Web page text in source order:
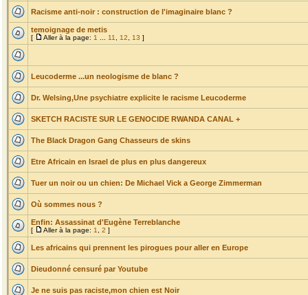
Racisme anti-noir : construction de l'imaginaire blanc ?
temoignage de metis
[ Aller à la page: 1 11 12 13 ]
Leucoderme ...un neologisme de blanc ?
Dr. Welsing,Une psychiatre explicite le racisme Leucoderme
SKETCH RACISTE SUR LE GENOCIDE RWANDA CANAL +
The Black Dragon Gang Chasseurs de skins
Etre Africain en Israel de plus en plus dangereux
Tuer un noir ou un chien: De Michael Vick a George Zimmerman
Où sommes nous ?
Enfin: Assassinat d'Eugène Terreblanche
[ Aller à la page: 1 2 ]
Les africains qui prennent les pirogues pour aller en Europe
Dieudonné censuré par Youtube
Je ne suis pas raciste,mon chien est Noir